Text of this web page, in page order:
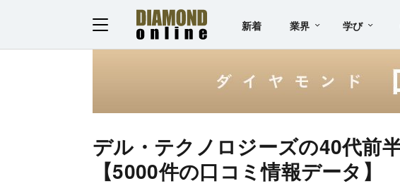
新着 業界 学び
デル・テクノロジーズの40代前
【5000件の口コミ情報データ】